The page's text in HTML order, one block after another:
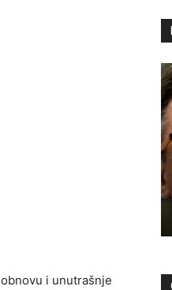
i unutrašnje